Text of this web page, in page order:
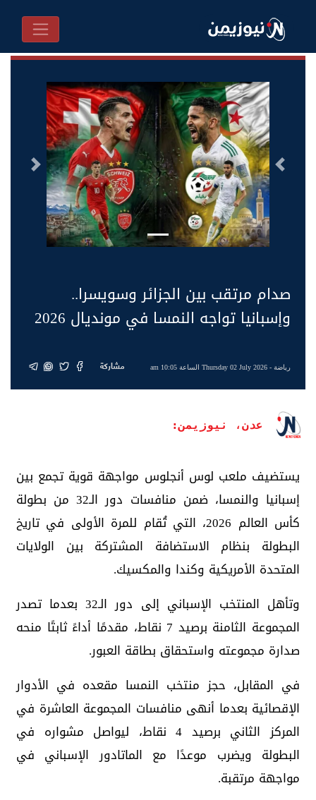
السابق التالى
صدام مرتقب بين الجزائر وسويسرا..
وإسبانيا تواجه النمسا في مونديال 2026
رياضة- Thursday 02 July 2026 الساعة 10:05 am مشاركة
عدن، نيوزيمن:
يستضيف ملعب لوس أنجلوس مواجهة قوية تجمع بين
إسبانيا والنمسا، ضمن منافسات دور الـ32 من بطولة
كأس العالم 2026، التي تُقام للمرة الأولى في تاريخ
البطولة بنظام الاستضافة المشتركة بين الولايات
المتحدة الأمريكية وكندا والمكسيك.
وتأهل المنتخب الإسباني إلى دور الـ32 بعدما تصدر
المجموعة الثامنة برصيد 7 نقاط، مقدمًا أداءً ثابتًا منحه
صدارة مجموعته واستحقاق بطاقة العبور.
في المقابل، حجز منتخب النمسا مقعده في الأدوار
الإقصائية بعدما أنهى منافسات المجموعة العاشرة في
المركز الثاني برصيد 4 نقاط، ليواصل مشواره في
البطولة ويضرب موعدًا مع الماتادور الإسباني في
مواجهة مرتقبة.